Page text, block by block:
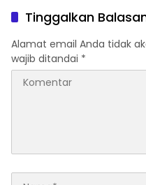
RayaTinggalkan
Alamat email Anda tidak
wajib ditandai *